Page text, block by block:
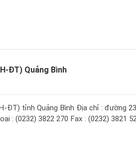
ĐT) Quảng Bình
ĐT) tỉnh Quảng Bình Địa chỉ : đường
: (0232) 3822 270 Fax : (0232) 3821